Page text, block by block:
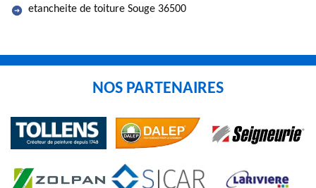
etancheite de toiture Souge 36500
NOS PARTENAIRES